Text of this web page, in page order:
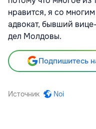
нравится, я со
адвокат, бывший
дел Молдовы.
Подпишитесь
Источник Noi